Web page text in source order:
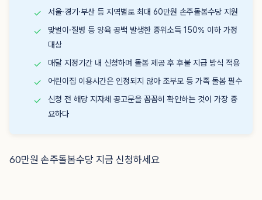
✓ 서울·경기·부산 등 지역별로 최대 60만원 손주돌봄수당 지원
✓
맞벌이·질병 등 양육 공백 발생한 중위소득 150% 이하 가정
대상
✓ 매달 지정기간 내 신청하며 돌봄 제공 후 후불 지급 방식 적용
✓ 어린이집 이용시간은 인정되지 않아 조부모 등 가족 돌봄 필수
✓
신청 전 해당 지자체 공고문을 꼼꼼히 확인하는 것이 가장 중
요하다
60만원 손주돌봄수당 지금 신청하세요